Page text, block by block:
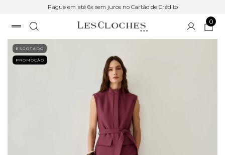
Pague em até 6x sem juros no Cartão de Crédito
0
ESGOTADO
PROMOÇÃO